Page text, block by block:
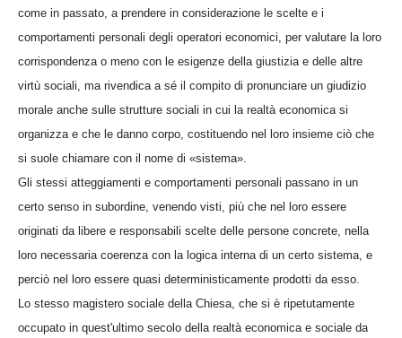
come in passato, a prendere in considerazione le scelte e i
comportamenti personali degli operatori economici, per valutare la loro
corrispondenza o meno con le esigenze della giustizia e delle altre
virtù sociali, ma rivendica a sé il compito di pronunciare un giudizio
morale anche sulle strutture sociali in cui la realtà economica si
organizza e che le danno corpo, costituendo nel loro insieme ciò che
si suole chiamare con il nome di «sistema».
Gli stessi atteggiamenti e comportamenti personali passano in un
certo senso in subordine, venendo visti, più che nel loro essere
originati da libere e responsabili scelte delle persone concrete, nella
loro necessaria coerenza con la logica interna di un certo sistema, e
perciò nel loro essere quasi deterministicamente prodotti da esso.
Lo stesso magistero sociale della Chiesa, che si è ripetutamente
occupato in quest'ultimo secolo della realtà economica e sociale da